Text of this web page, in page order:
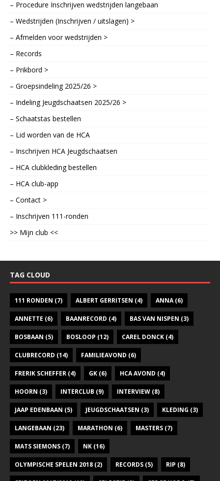
– Procedure Inschrijven wedstrijden langebaan
– Wedstrijden (Inschrijven / uitslagen) >
– Afmelden voor wedstrijden >
– Records
– Prikbord >
– Groepsindeling 2025/26 >
– Indeling Jeugdschaatsen 2025/26 >
– Schaatstas bestellen
– Lid worden van de HCA
– Inschrijven HCA Jeugdschaatsen
– HCA clubkleding bestellen
– HCA club-app
– Contact >
– Inschrijven 111-ronden
>> Mijn club <<
TAG CLOUD
111 RONDEN (7) ALBERT GERRITSEN (4) ANNA(6)
ANNETTE (6) BAANRECORD (4) BAS VAN NISPEN (3)
BOSBAAN (5) BOSLOOP (12) CAREL DONCK (4)
CLUBRECORD (14) FAMILIEAVOND (6)
FRERIK SCHEFFER (4) GK (6) HCA AVOND (4)
HOORN (3) INTERCLUB (9) INTERVIEW (8)
JAAP EDENBAAN (5) JEUGDSCHAATSEN (3) KLEDING (3)
LANGEBAAN (23) MARATHON (6) MASTERS (7)
MATS SIEMONS (7) NK (16)
OLYMPISCHE SPELEN 2018 (2) RECORDS (5) RIP (8)